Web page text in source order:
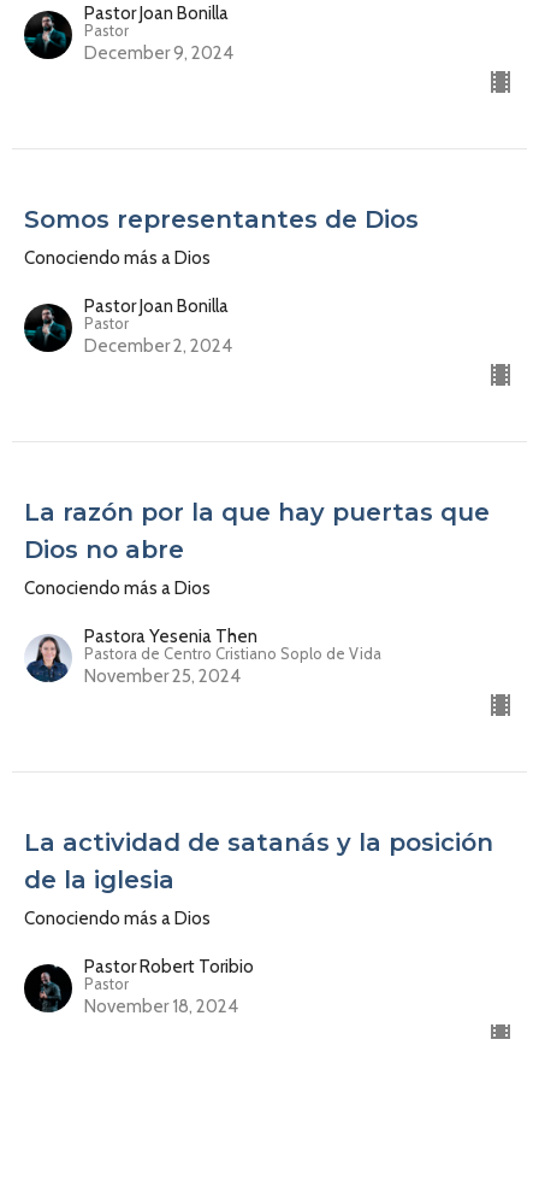
Pastor Joan Bonilla
Pastor
December 9, 2024
Somos representantes de Dios
Conociendo más a Dios
Pastor Joan Bonilla
Pastor
December 2, 2024
La razón por la que hay puertas que
Dios no abre
Conociendo más a Dios
Pastora Yesenia Then
Pastora de Centro Cristiano Soplo de Vida
November 25, 2024
La actividad de satanás y la posición
de la iglesia
Conociendo más a Dios
Pastor Robert Toribio
Pastor
November 18, 2024